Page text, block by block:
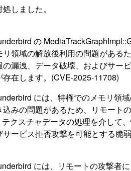
しました。
の
リ領域の解放後利用の問題がある
漏洩、データ破壊、およびサー
在します。(CVE-2025-11708)
には、特権でのメモリ領
みの問題があるため、リモート
クスチャデータの処理を介して
ービス拒否攻撃を可能とする脆
には、リモートの攻撃者